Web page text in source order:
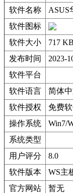
软件名称
ASUS
软件图标
软件大小
717 KB
发布时间
2023-
软件平台
软件语言
简体
软件授权
免费
操作系统
Win7/
系统类型
用户评分
8.0
软件版本
WS主
官方网站
暂无